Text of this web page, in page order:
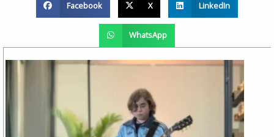
Facebook X LinkedIn
WhatsApp